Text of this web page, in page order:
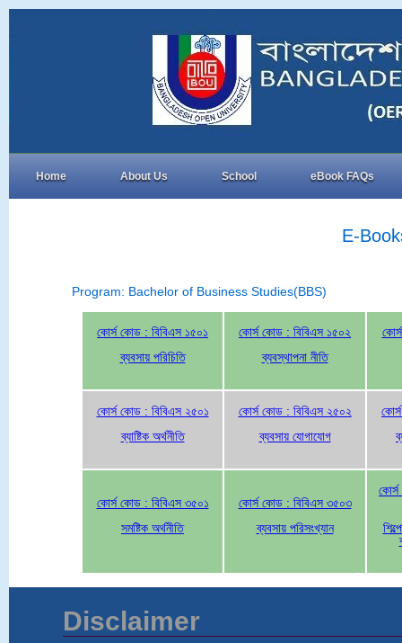
Home About Us School eBook FAQs
E-
Program: Bachelor of Business Studies(BBS)
কোর্স কোড : বিবিএস ১৫০১
ব্যবসায় পরিচিতি
কোর্স কোড : বিবিএস ১৫০২
ব্যবস্থাপনা নীতি
কোর্স কোড : বিবিএস ২৫০১
ব্যাষ্টিক অর্থনীতি
কোর্স কোড : বিবিএস ২৫০২
ব্যবসায় যোগাযোগ
কোর্স কোড : বিবিএস ৩৫০১
সমষ্টিক অর্থনীতি
কোর্স কোড : বিবিএস ৩৫০৩
ব্যবসায় পরিসংখ্যান
Disclaimer